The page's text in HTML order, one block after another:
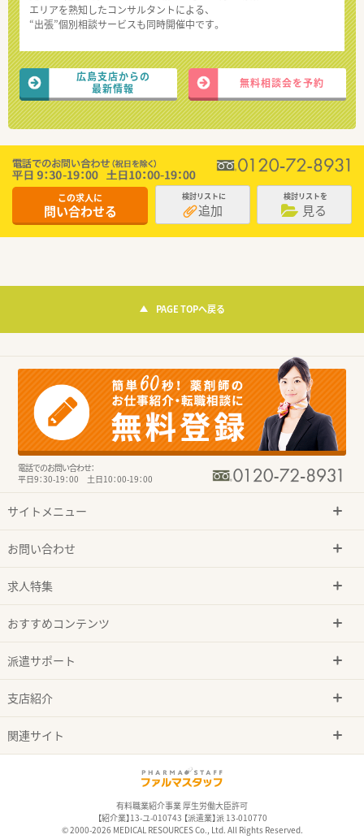
エリアを熟知したコンサルタントによる、
“出張”個別相談サービスも同時開催中です。
広島支店からの
最新情報
無料相談会を予約
この求人に
問い合わせる
検討リストに
追加
検討リストを
見る
PAGE TOPへ戻る
電話でのお問い合わせ：
平日9：30-19：00 土日10：00-19：00
サイトメニュー
お問い合わせ
求人特集
おすすめコンテンツ
派遣サポート
支店紹介
関連サイト
有料職業紹介事業 厚生労働大臣許可
【紹介業】13-ユ-010743 【派遣業】派 13-010770
© 2000-2026 MEDICAL RESOURCES Co., Ltd. All Rights Reserved.